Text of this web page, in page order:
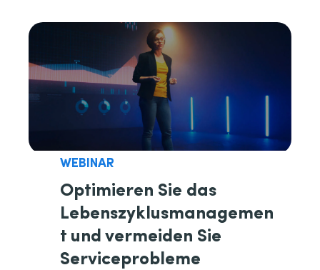
WEBINAR
Optimieren Sie das
Lebenszyklusmanagemen
t und vermeiden Sie
Serviceprobleme